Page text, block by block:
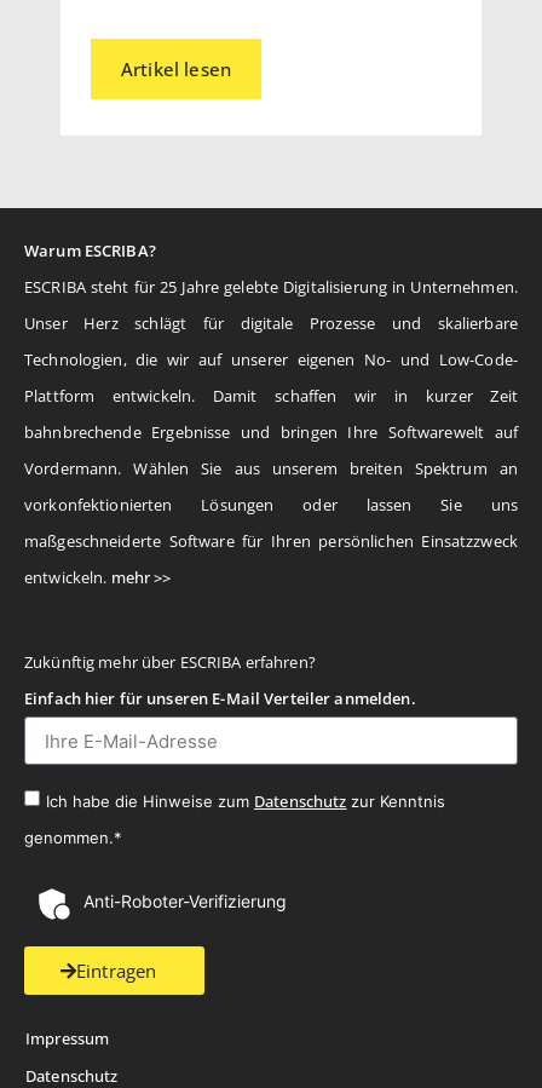
Artikel lesen
Warum ESCRIBA?
ESCRIBA steht für 25 Jahre gelebte Digitalisierung in Unternehmen.
Unser Herz schlägt für digitale Prozesse und skalierbare
Technologien, die wir auf unserer eigenen No- und Low-Code-
Plattform entwickeln. Damit schaffen wir in kurzer Zeit
bahnbrechende Ergebnisse und bringen Ihre Softwarewelt auf
Vordermann. Wählen Sie aus unserem breiten Spektrum an
vorkonfektionierten Lösungen oder lassen Sie uns
maßgeschneiderte Software für Ihren persönlichen Einsatzzweck
entwickeln. mehr >>
Zukünftig mehr über ESCRIBA erfahren?
Einfach hier für unseren E-Mail Verteiler anmelden.
Ich habe die Hinweise zum Datenschutz zur Kenntnis
genommen.*
Anti-Roboter-Verifizierung
Eintragen
Impressum
Datenschutz